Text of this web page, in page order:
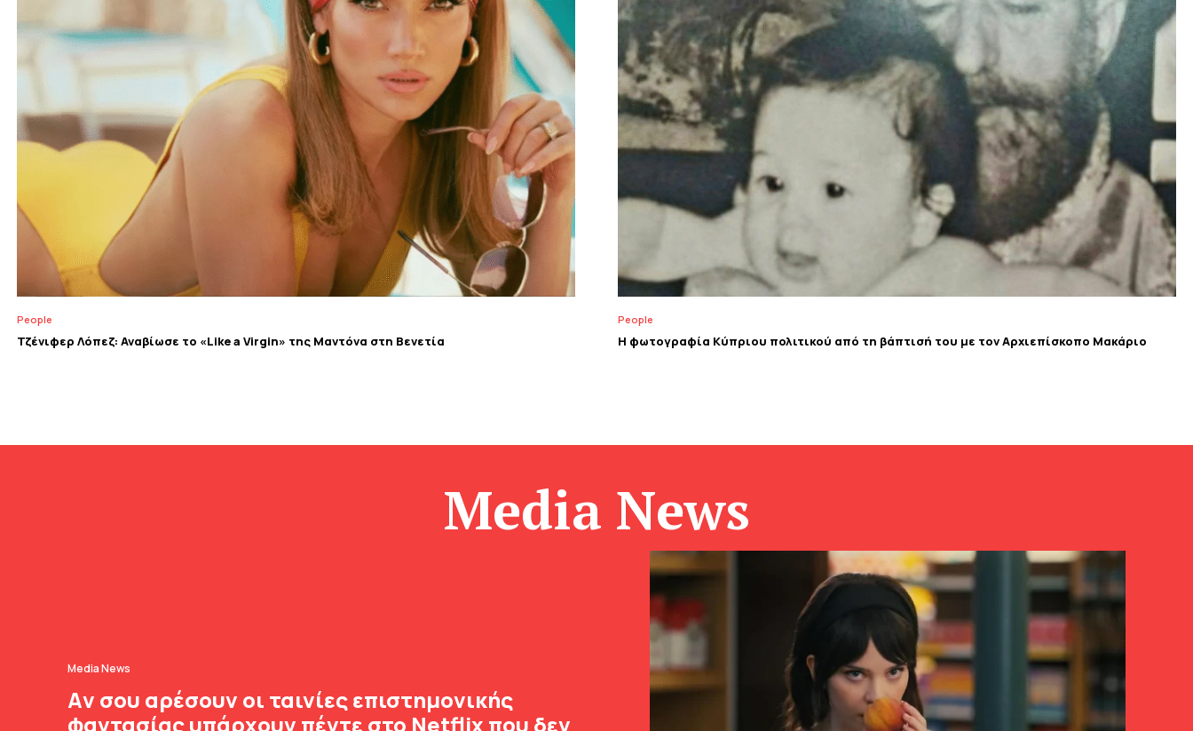
People
Τζένιφερ Λόπεζ: Αναβίωσε το «Like a Virgin» της Μαντόνα στη Βενετία
People
Η φωτογραφία Κύπριου πολιτικού από τη βάπτισή του με τον Αρχιεπίσκοπο Μακάριο
Media News
Media News
Aν σου αρέσουν οι ταινίες επιστημονικής
φαντασίας υπάρχουν πέντε στο Netflix που δεν